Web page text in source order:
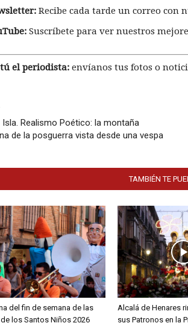
Recibe cada tarde un correo con
Suscríbete para ver nuestros
tú el periodista: envíanos tus fotos o
Isla. Realismo Poético: la montaña
de la posguerra vista desde una vespa
TAMBIÉN TE
del fin de semana de las
los Santos Niños 2026
Alcalá de Henares
sus Patronos en la